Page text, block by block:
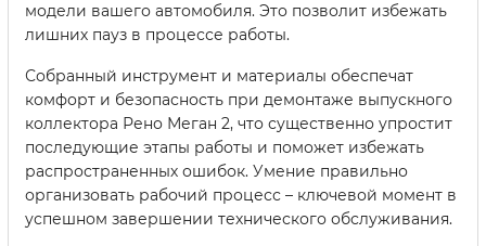
модели вашего автомобиля. Это позволит избежать
лишних пауз в процессе работы.
Собранный инструмент и материалы обеспечат
комфорт и безопасность при демонтаже выпускного
коллектора Рено Меган 2, что существенно упростит
последующие этапы работы и поможет избежать
распространенных ошибок. Умение правильно
организовать рабочий процесс – ключевой момент в
успешном завершении технического обслуживания.